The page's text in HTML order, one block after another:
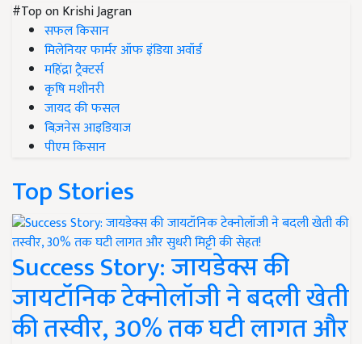
#Top on Krishi Jagran
सफल किसान
मिलेनियर फार्मर ऑफ इंडिया अवॉर्ड
महिंद्रा ट्रैक्टर्स
कृषि मशीनरी
जायद की फसल
बिज़नेस आइडियाज
पीएम किसान
Top Stories
Success Story: जायडेक्स की
जायटॉनिक टेक्नोलॉजी ने बदली खेती
की तस्वीर, 30% तक घटी लागत और